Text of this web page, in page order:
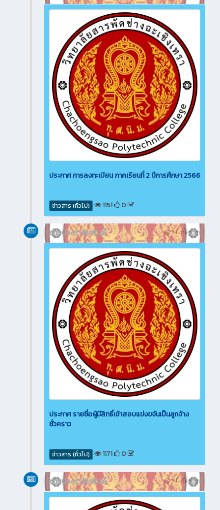
ประกาศ การลงทะเบียน ภาคเรียนที่ 2 ปีการศึกษา 2566
ข่าวสาร (ทั่วไป) 1151 0
3 ปี ที่ผ่านมา
ข่าวประชาสัมพันธ์
ประกาศ รายชื่อผู้มีสิทธิ์เข้าสอบแข่งขจันเป็นลูกจ้าง
ชั่วคราว
ข่าวสาร (ทั่วไป) 1171 0
3 ปี ที่ผ่านมา
ข่าวประชาสัมพันธ์